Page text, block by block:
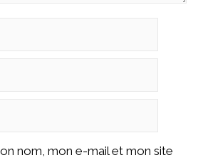
nom, mon e-mail et mon site